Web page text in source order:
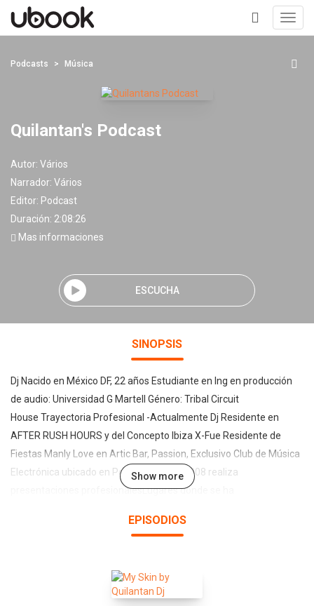
+
Podcasts Música
Quilantan's Podcast
Autor: Vários
Narrador: Vários
Editor: Podcast
Duración: 2:08:26
Mas informaciones
ESCUCHA
SINOPSIS
Dj Nacido en México DF, 22 años Estudiante en Ing en producción
de audio: Universidad G Martell Género: Tribal Circuit
House Trayectoria Profesional -Actualmente Dj Residente en
AFTER RUSH HOURS y del Concepto Ibiza X-Fue Residente de
Fiestas Manly Love en Artic Bar, Passion, Exclusivo Club de Música
Electrónica ubicado en Polanco -Desde 2008 realiza
presentaciones profesionalesLugares donde se ha
Oxygen, Cuernavaca; Neon, Zona Rosa; Baja Junkie,Cabo San
Texcoco,Texcoco; Hipico Natura, Queretaro; VG Club, San Luis
Potosi; Artic Bar, Condesa; Duo Club,Satelite; La casa del dictador,
Show more
EPISODIOS